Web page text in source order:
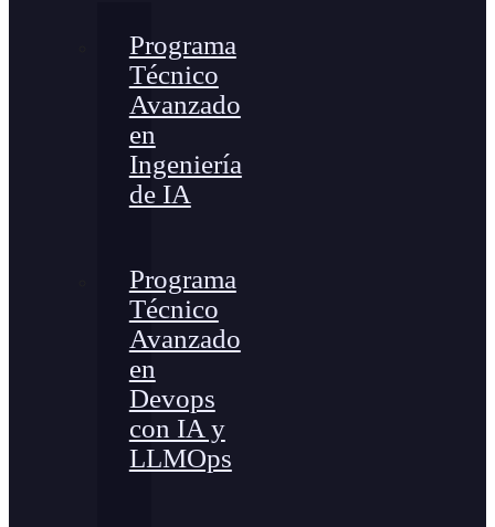
Programa
Técnico
Avanzado
en
Ingeniería
de IA
Programa
Técnico
Avanzado
en
Devops
con IA y
LLMOps